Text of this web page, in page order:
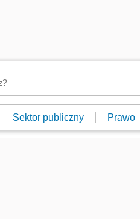
Sektor publiczny Prawo